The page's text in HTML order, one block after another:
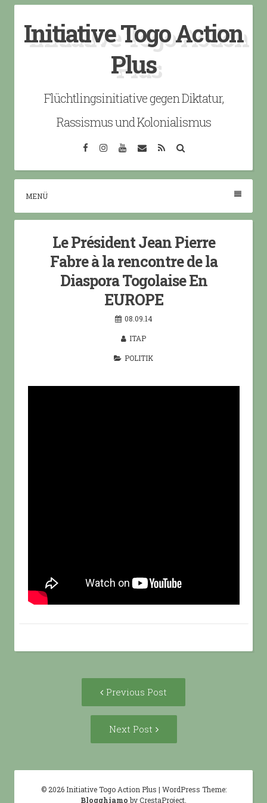
content
Initiative Togo Action
Plus
Flüchtlingsinitiative gegen Diktatur,
Rassismus und Kolonialismus
FacebookInstagramYouTube
EmailRSS
MENÜ
Le Président Jean Pierre
Fabre à la rencontre de la
Diaspora Togolaise En
EUROPE
08.09.14
ITAP
POLITIK
Previous Post
post:
Next Post
Post:
© 2026 Initiative Togo Action Plus | WordPress Theme:
Blogghiamo by CrestaProject.